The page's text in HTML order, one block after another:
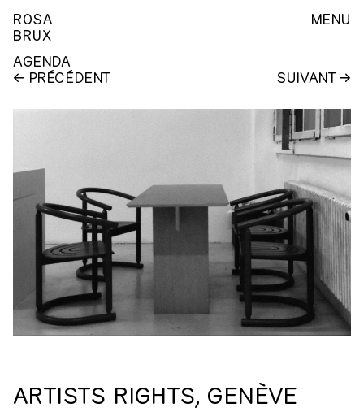
MENU
ROSA
BRUX
AGENDA
PRÉCÉDENT
SUIVANT
ARTISTS RIGHTS, GENÈVE